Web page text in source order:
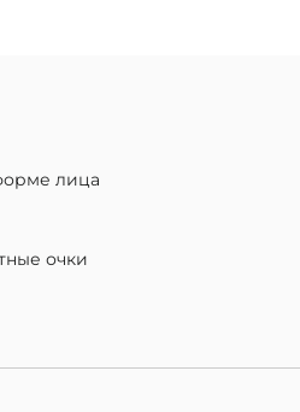
лица
очки